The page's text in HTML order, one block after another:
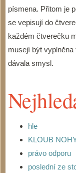
písmena. Přitom je
se vepisují do
každém čtverečku
musejí být
dávala smysl.
hle
KLOUB
právo odporu
poslední ze